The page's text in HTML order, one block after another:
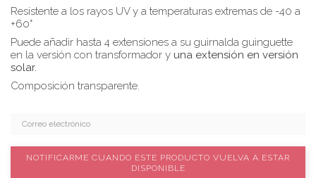
Resistente a los rayos UV y a temperaturas extremas de -40 a
+60°
Puede añadir hasta 4 extensiones a su guirnalda guinguette
en la versión con transformador y una extensión en versión
solar.
Composición transparente.
NOTIFICARME CUANDO ESTE PRODUCTO VUELVA A ESTAR
DISPONIBLE